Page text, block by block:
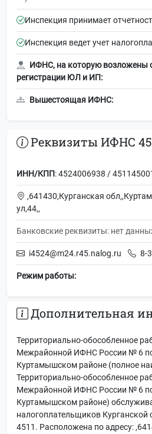
Инспекция принимает
Инспекция ведет учет
ИФНС, на которую возложены
регистрации ЮЛ и ИП:
Вышестоящая ИФНС:
Реквизиты ИФНС
ИНН/КПП: 4524006938 /
,641430,Курганская
ул,44,,
Банковские реквизиты: нет
i4524@m24.r45.nalog.ru 8-
Режим работы:
Дополнительная
Территориально-обособленное
Межрайонной ИФНС России № 6
Куртамышском районе (полное
Территориально-обособленное
Межрайонной ИФНС России № 6
Куртамышском районе)
налогоплательщиков Курганской
4511. Расположена по адресу: